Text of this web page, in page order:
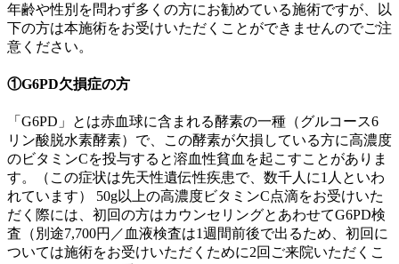
年齢や性別を問わず多くの方にお勧めている施術ですが、以
下の方は本施術をお受けいただくことができませんのでご注
意ください。
①G6PD欠損症の方
「G6PD」とは赤血球に含まれる酵素の一種（グルコース6
リン酸脱水素酵素）で、この酵素が欠損している方に高濃度
のビタミンCを投与すると溶血性貧血を起こすことがありま
す。（この症状は先天性遺伝性疾患で、数千人に1人といわ
れています） 50g以上の高濃度ビタミンC点滴をお受けいた
だく際には、初回の方はカウンセリングとあわせてG6PD検
査（別途7,700円／血液検査は1週間前後で出るため、初回に
ついては施術をお受けいただくために2回ご来院いただくこ